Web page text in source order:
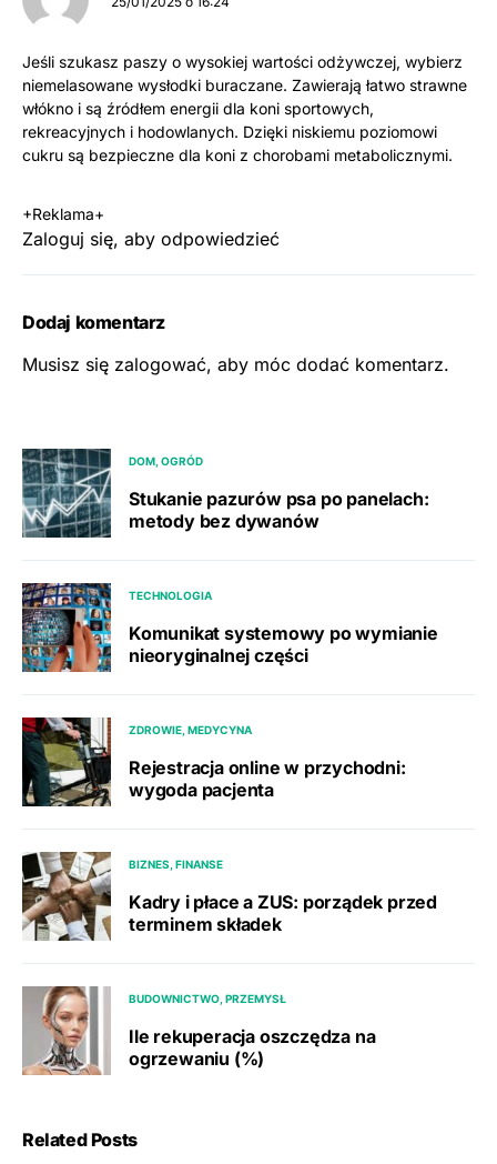
Jeśli szukasz paszy o wysokiej wartości odżywczej, wybierz
niemelasowane wysłodki buraczane. Zawierają łatwo strawne
włókno i są źródłem energii dla koni sportowych,
rekreacyjnych i hodowlanych. Dzięki niskiemu poziomowi
cukru są bezpieczne dla koni z chorobami metabolicznymi.
+Reklama+
Zaloguj się, aby odpowiedzieć
Dodaj komentarz
Musisz się zalogować, aby móc dodać komentarz.
DOM, OGRÓD
Stukanie pazurów psa po panelach:
metody bez dywanów
TECHNOLOGIA
Komunikat systemowy po wymianie
nieoryginalnej części
ZDROWIE, MEDYCYNA
Rejestracja online w przychodni:
wygoda pacjenta
BIZNES, FINANSE
Kadry i płace a ZUS: porządek przed
terminem składek
BUDOWNICTWO, PRZEMYSŁ
Ile rekuperacja oszczędza na
ogrzewaniu (%)
Related Posts